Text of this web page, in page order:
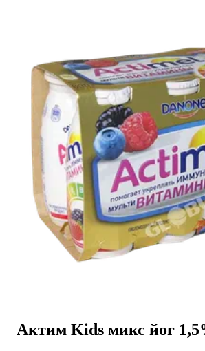
Актим Kids микс йог